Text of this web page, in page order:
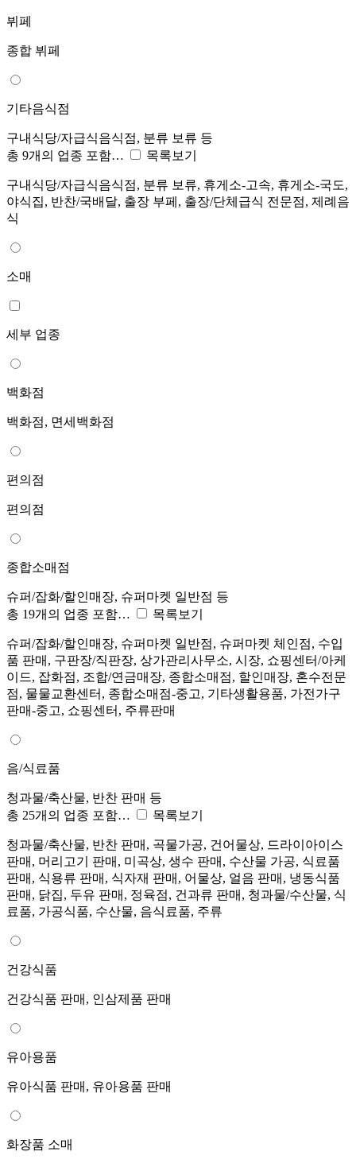
뷔페
종합 뷔페
기타음식점
구내식당/자급식음식점, 분류 보류 등
총 9개의 업종 포함…
목록보기
구내식당/자급식음식점, 분류 보류, 휴게소-고속, 휴게소-국도,
야식집, 반찬/국배달, 출장 부페, 출장/단체급식 전문점, 제례음
식
소매
세부 업종
백화점
백화점, 면세백화점
편의점
편의점
종합소매점
슈퍼/잡화/할인매장, 슈퍼마켓 일반점 등
총 19개의 업종 포함…
목록보기
슈퍼/잡화/할인매장, 슈퍼마켓 일반점, 슈퍼마켓 체인점, 수입
품 판매, 구판장/직판장, 상가관리사무소, 시장, 쇼핑센터/아케
이드, 잡화점, 조합/연금매장, 종합소매점, 할인매장, 혼수전문
점, 물물교환센터, 종합소매점-중고, 기타생활용품, 가전가구
판매-중고, 쇼핑센터, 주류판매
음/식료품
청과물/축산물, 반찬 판매 등
총 25개의 업종 포함…
목록보기
청과물/축산물, 반찬 판매, 곡물가공, 건어물상, 드라이아이스
판매, 머리고기 판매, 미곡상, 생수 판매, 수산물 가공, 식료품
판매, 식용류 판매, 식자재 판매, 어물상, 얼음 판매, 냉동식품
판매, 닭집, 두유 판매, 정육점, 건과류 판매, 청과물/수산물, 식
료품, 가공식품, 수산물, 음식료품, 주류
건강식품
건강식품 판매, 인삼제품 판매
유아용품
유아식품 판매, 유아용품 판매
화장품 소매